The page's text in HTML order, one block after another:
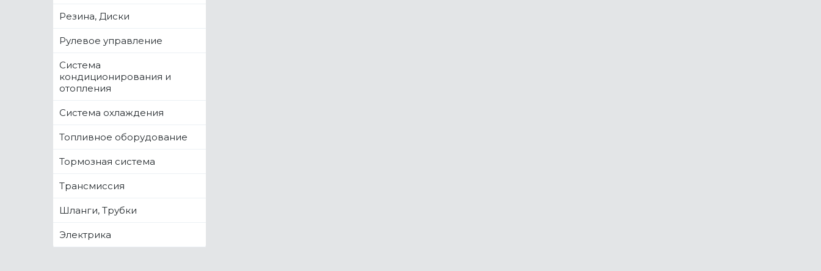
Резина, Диски
Рулевое управление
Система
кондиционирования и
отопления
Система охлаждения
Топливное оборудование
Тормозная система
Трансмиссия
Шланги, Трубки
Электрика